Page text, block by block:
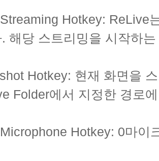
Hotkey: ReLive
해당 스트리밍을 시작하
Hotkey: 현재 화면을
Folder에서 지정한 경로
Hotkey: 0마이